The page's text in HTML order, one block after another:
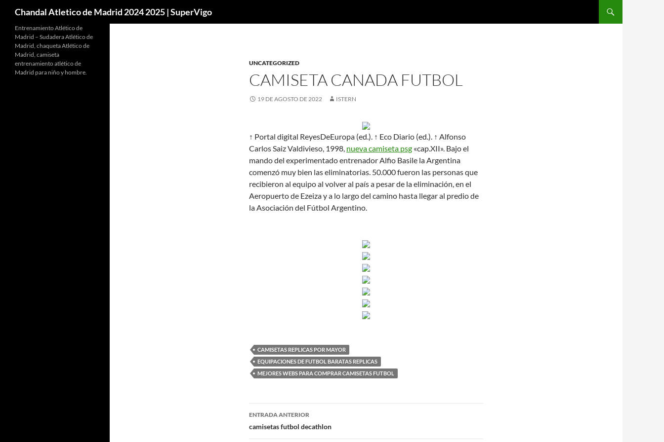
Chandal Atletico de Madrid 2024 2025 | SuperVigo
UNCATEGORIZED
CAMISETA CANADA FUTBOL
19 DE AGOSTO DE 2022 ISTERN
↑ Portal digital ReyesDeEuropa (ed.). ↑ Eco Diario (ed.). ↑ Alfonso
Carlos Saiz Valdivieso, 1998, nueva camiseta psg «cap.XII». Bajo el
mando del experimentado entrenador Alfio Basile la Argentina
comenzó muy bien las eliminatorias. 50.000 fueron las personas que
recibieron al equipo al volver al país a pesar de la eliminación, en el
Aeropuerto de Ezeiza y a lo largo del camino hasta llegar al predio de
la Asociación del Fútbol Argentino.
CAMISETAS REPLICAS POR MAYOR
EQUIPACIONES DE FUTBOL BARATAS REPLICAS
MEJORES WEBS PARA COMPRAR CAMISETAS FUTBOL
Navegación
de
ENTRADA ANTERIOR
camisetas futbol decathlon
Entrenamiento Atlético de
Madrid – Sudadera Atlético de
Madrid, chaqueta Atlético de
Madrid, camiseta
entrenamiento atlético de
Madrid para niño y hombre.